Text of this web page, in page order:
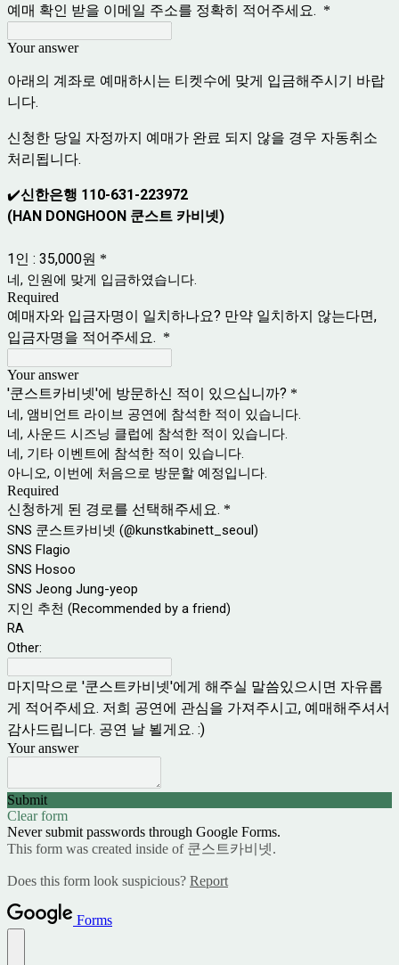
예매 확인 받을 이메일 주소를 정확히 적어주세요. *
Your answer
아래의 계좌로 예매하시는 티켓수에 맞게 입금해주시기 바랍
니다.
신청한 당일 자정까지 예매가 완료 되지 않을 경우 자동취소
처리됩니다.
✔️신한은행 110-631-223972
(HAN DONGHOON 쿤스트 카비넷)
1인 : 35,000원 *
네, 인원에 맞게 입금하였습니다.
Required
예매자와 입금자명이 일치하나요? 만약 일치하지 않는다면,
입금자명을 적어주세요. *
Your answer
'쿤스트카비넷'에 방문하신 적이 있으십니까? *
네, 앰비언트 라이브 공연에 참석한 적이 있습니다.
네, 사운드 시즈닝 클럽에 참석한 적이 있습니다.
네, 기타 이벤트에 참석한 적이 있습니다.
아니오, 이번에 처음으로 방문할 예정입니다.
Required
신청하게 된 경로를 선택해주세요. *
SNS 쿤스트카비넷 (@kunstkabinett_seoul)
SNS Flagio
SNS Hosoo
SNS Jeong Jung-yeop
지인 추천 (Recommended by a friend)
RA
Other:
마지막으로 '쿤스트카비넷'에게 해주실 말씀있으시면 자유롭
게 적어주세요. 저희 공연에 관심을 가져주시고, 예매해주셔서
감사드립니다. 공연 날 뵐게요. :)
Your answer
Submit
Clear form
Never submit passwords through Google Forms.
This form was created inside of 쿤스트카비넷.
Does this form look suspicious? Report
Forms